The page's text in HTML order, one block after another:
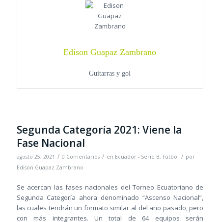
Edison Guapaz Zambrano
Guitarras y gol
Segunda Categoría 2021: Viene la
Fase Nacional
agosto 25, 2021 / 0 Comentarios / en Ecuador - Serie B, Fútbol / por
Edison Guapaz Zambrano
Se acercan las fases nacionales del Torneo Ecuatoriano de
Segunda Categoría ahora denominado “Ascenso Nacional”,
las cuales tendrán un formato similar al del año pasado, pero
con más integrantes. Un total de 64 equipos serán